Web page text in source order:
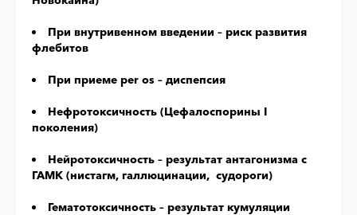
При внутривенном введении – риск развития
флебитов
При приеме per os – диспепсия
Нефротоксичность (Цефалоспорины I
поколения)
Нейротоксичность – результат антагонизма с
ГАМК (нистагм, галлюцинации, судороги)
Гематотоксичность – результат кумуляции